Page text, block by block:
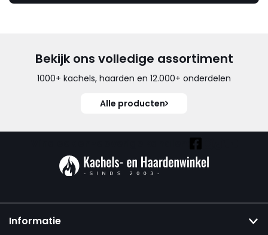
Bekijk ons volledige assortiment
1000+ kachels, haarden en 12.000+ onderdelen
Alle producten
Informatie